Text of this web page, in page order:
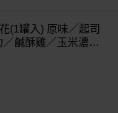
(1罐入) 原味／起司
／鹹酥雞／玉米濃湯
選